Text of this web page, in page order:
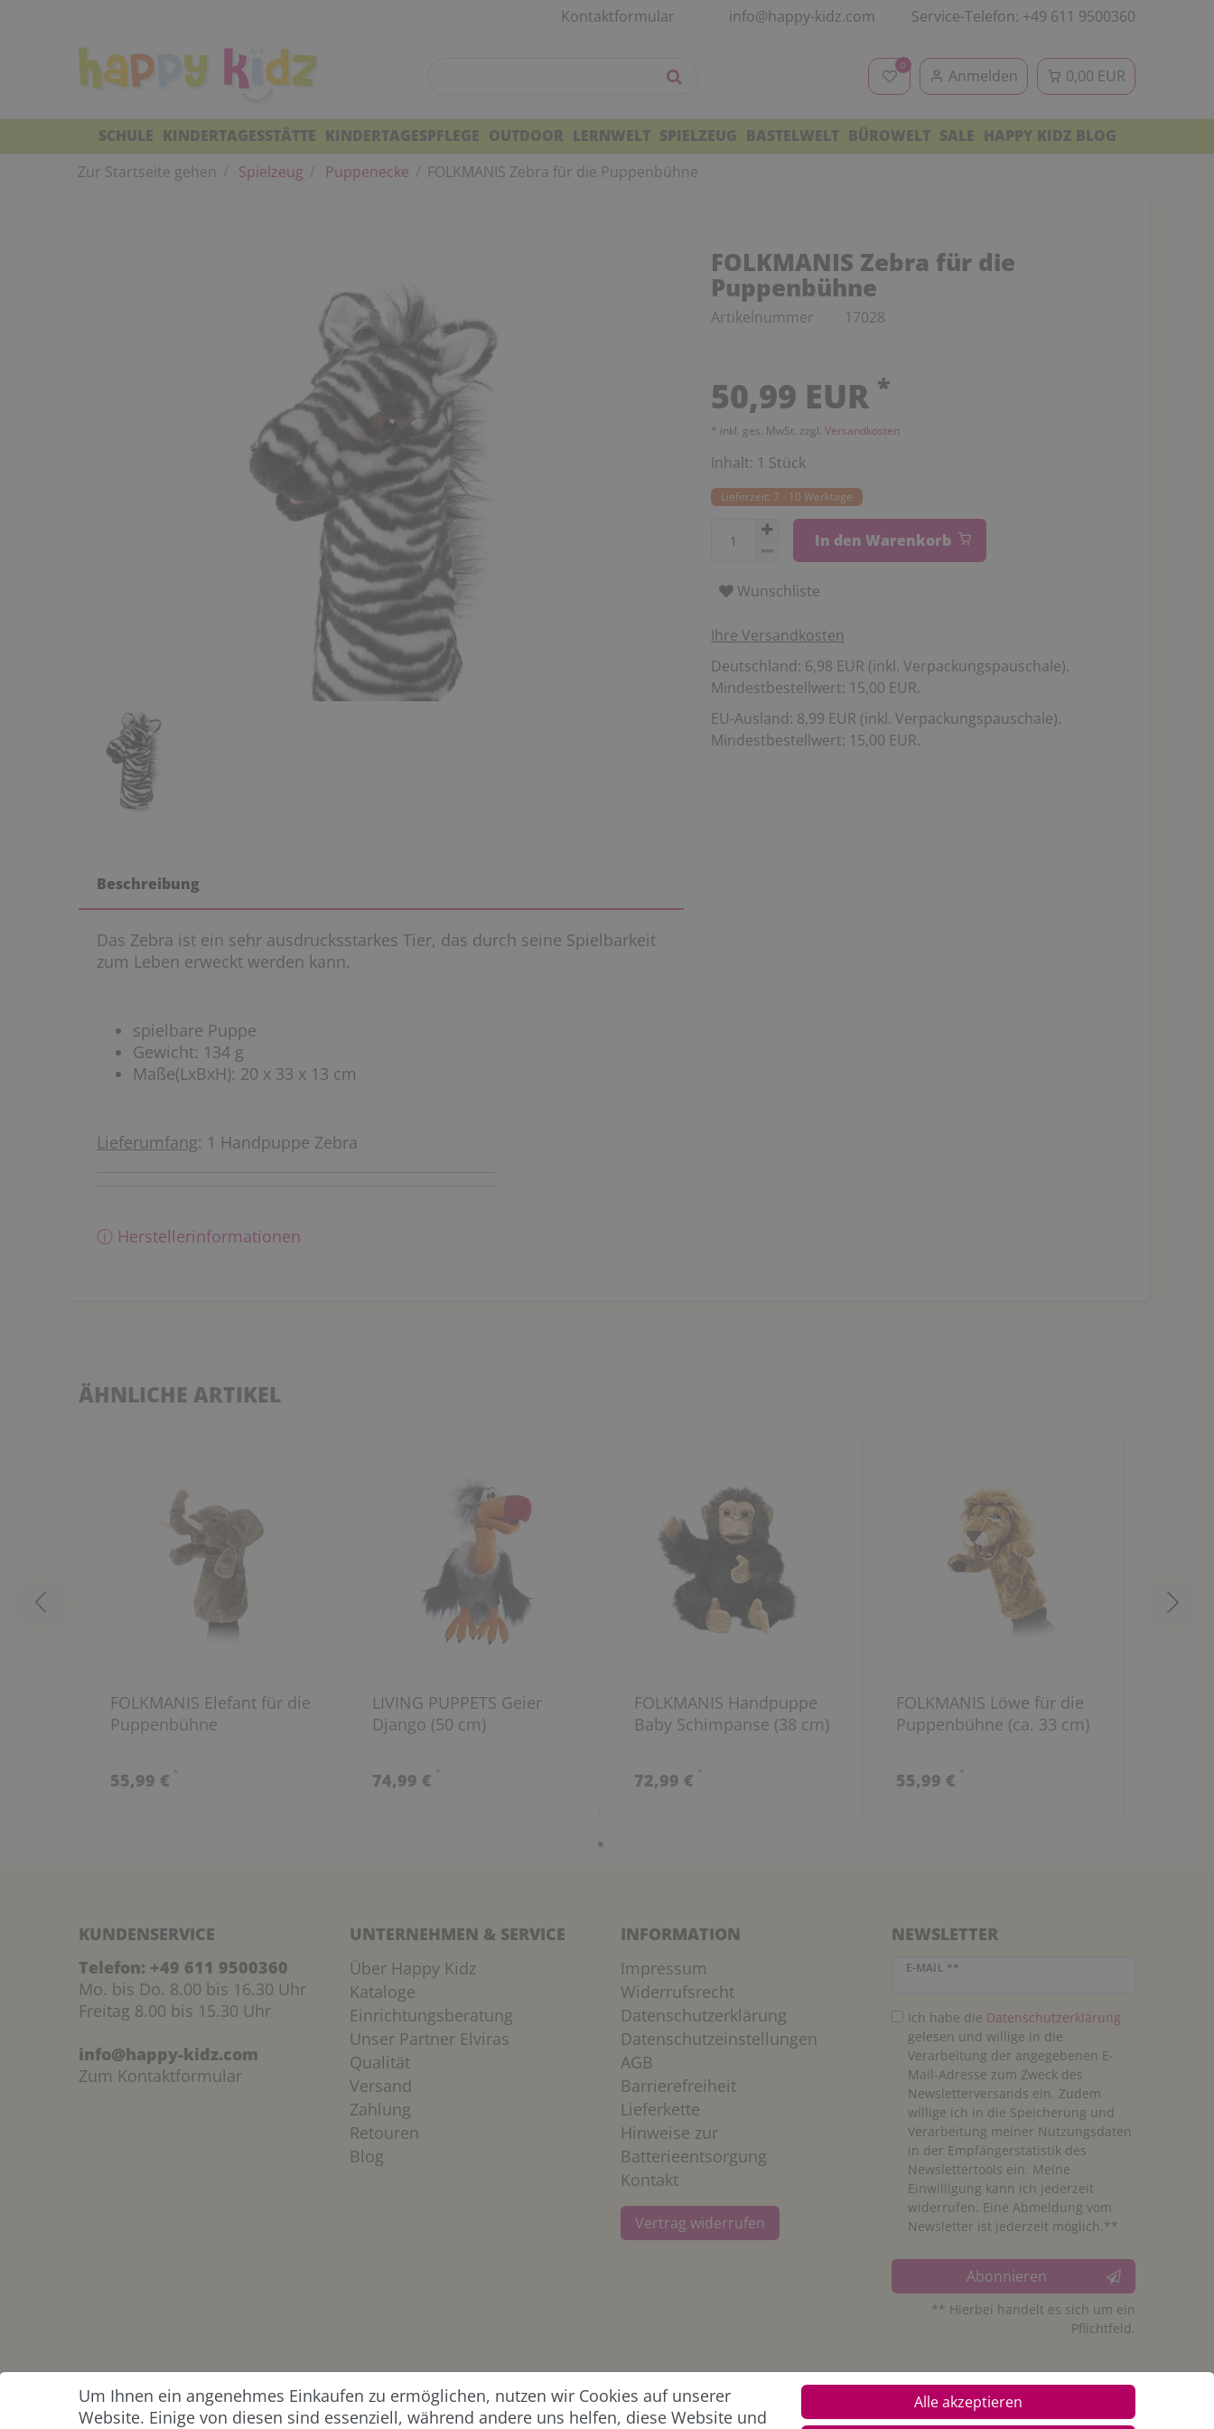
Kontaktformular info@happy-kidz.com Service-Telefon: +49 611 9500360
0
Anmelden 0,00 EUR
SCHULE KINDERTAGESSTÄTTE KINDERTAGESPFLEGE OUTDOOR LERNWELT SPIELZEUG BASTELWELT BÜROWELT SALE HAPPY KIDZ BLOG
Zur Startseite gehen
Spielzeug Puppenecke FOLKMANIS Zebra für die Puppenbühne
FOLKMANIS Zebra für die
Puppenbühne
Artikelnummer 17028
50,99 EUR *
* inkl. ges. MwSt. zzgl. Versandkosten
Inhalt: 1 Stück
Lieferzeit: 7 - 10 Werktage
In den Warenkorb
Wunschliste
Ihre Versandkosten
Deutschland: 6,98 EUR (inkl. Verpackungspauschale).
Mindestbestellwert: 15,00 EUR.
EU-Ausland: 8,99 EUR (inkl. Verpackungspauschale).
Mindestbestellwert: 15,00 EUR.
Beschreibung
Das Zebra ist ein sehr ausdrucksstarkes Tier, das durch seine Spielbarkeit
zum Leben erweckt werden kann.
spielbare Puppe
Gewicht: 134 g
Maße(LxBxH): 20 x 33 x 13 cm
Lieferumfang: 1 Handpuppe Zebra
ⓘ Herstellerinformationen
ÄHNLICHE ARTIKEL
FOLKMANIS Elefant für die
Puppenbühne
55,99 € *
LIVING PUPPETS Geier
Django (50 cm)
74,99 € *
FOLKMANIS Handpuppe
Baby Schimpanse (38 cm)
72,99 € *
FOLKMANIS Löwe für die
Puppenbühne (ca. 33 cm)
55,99 € *
KUNDENSERVICE
Telefon: +49 611 9500360
Mo. bis Do. 8.00 bis 16.30 Uhr
Freitag 8.00 bis 15.30 Uhr
info@happy-kidz.com
Zum Kontaktformular
UNTERNEHMEN & SERVICE
Über Happy Kidz
Kataloge
Einrichtungsberatung
Unser Partner Elviras
Qualität
Versand
Zahlung
Retouren
Blog
INFORMATION
Impressum
Widerrufsrecht
Datenschutzerklärung
Datenschutzeinstellungen
AGB
Barrierefreiheit
Lieferkette
Hinweise zur
Batterieentsorgung
Kontakt
Vertrag widerrufen
NEWSLETTER
E-MAIL **
Newsletter Honig
Ich habe die Daten­schutz­erklärung
gelesen und willige in die
Verarbeitung der angegebenen E-
Mail-Adresse zum Zweck des
Newsletterversands ein. Zudem
willige ich in die Speicherung und
Verarbeitung meiner Nutzungsdaten
in der Empfängerstatistik des
Newslettertools ein. Meine
Einwilligung kann ich jederzeit
widerrufen. Eine Abmeldung vom
Newsletter ist jederzeit möglich.**
Abonnieren
** Hierbei handelt es sich um ein
Pflichtfeld.
ZAHLUNG &
VERSAND
Um Ihnen ein angenehmes Einkaufen zu ermöglichen, nutzen wir Cookies auf unserer
Website. Einige von diesen sind essenziell, während andere uns helfen, diese Website und
Alle akzeptieren